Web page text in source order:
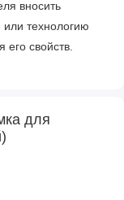
вносить
технологию
свойств.
для